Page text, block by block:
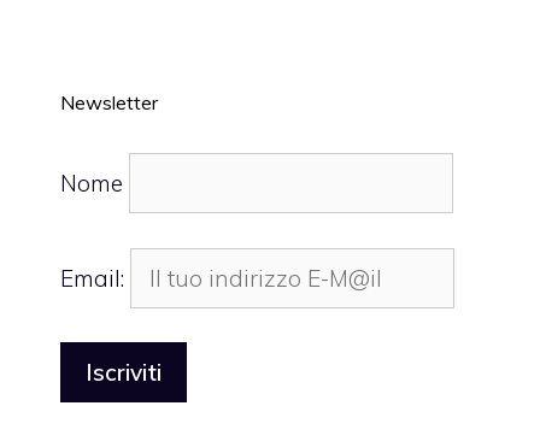
Newsletter
Nome
Email: